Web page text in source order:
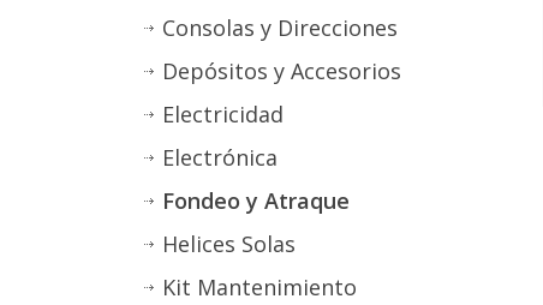
Consolas y Direcciones
Depósitos y Accesorios
Electricidad
Electrónica
Fondeo y Atraque
Helices Solas
Kit Mantenimiento